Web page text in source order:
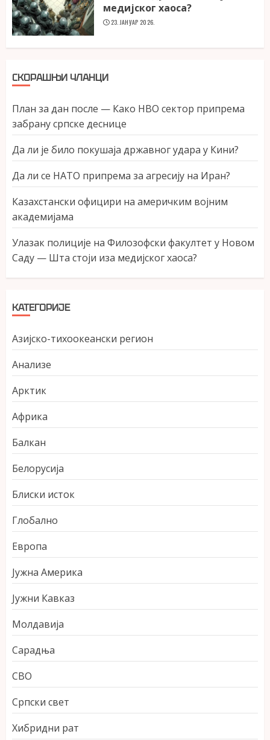
медијског хаоса?
23. ЈАНУАР 2026.
СКОРАШЊИ ЧЛАНЦИ
План за дан после — Како НВО сектор припрема
забрану српске деснице
Да ли је било покушаја државног удара у Кини?
Да ли се НАТО припрема за агресију на Иран?
Казахстански официри на америчким војним
академијама
Улазак полиције на Филозофски факултет у Новом
Саду — Шта стоји иза медијског хаоса?
КАТЕГОРИЈЕ
Азијско-тихоокеански регион
Анализе
Арктик
Африка
Балкан
Белорусија
Блиски исток
Глобално
Европа
Јужна Америка
Јужни Кавказ
Молдавија
Сарадња
СВО
Српски свет
Хибридни рат